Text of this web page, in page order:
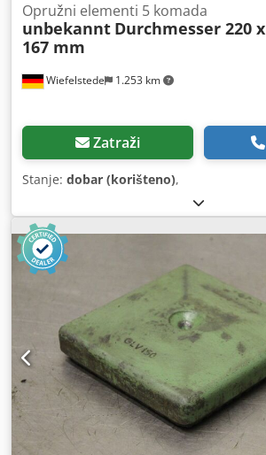
Wiefelstede 1.253 km
Opružni elementi 5 komada
unbekannt Durchmesser 220 x
167 mm
Zatraži
Stanje: dobar (korišteno),